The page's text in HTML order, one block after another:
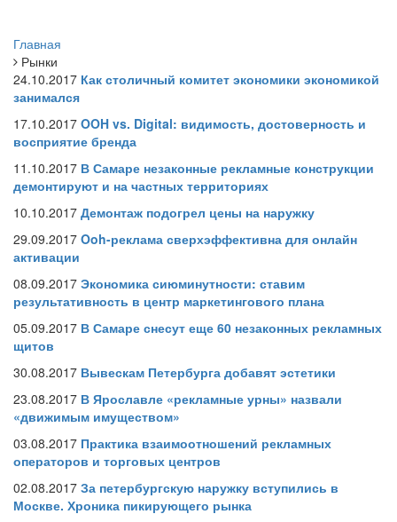
Главная
Рынки
24.10.2017 Как столичный комитет экономики экономикой
занимался
17.10.2017 OOH vs. Digital: видимость, достоверность и
восприятие бренда
11.10.2017 В Самаре незаконные рекламные конструкции
демонтируют и на частных территориях
10.10.2017 Демонтаж подогрел цены на наружку
29.09.2017 Ooh-реклама сверхэффективна для онлайн
активации
08.09.2017 Экономика сиюминутности: ставим
результативность в центр маркетингового плана
05.09.2017 В Самаре снесут еще 60 незаконных рекламных
щитов
30.08.2017 Вывескам Петербурга добавят эстетики
23.08.2017 В Ярославле «рекламные урны» назвали
«движимым имуществом»
03.08.2017 Практика взаимоотношений рекламных
операторов и торговых центров
02.08.2017 За петербургскую наружку вступились в
Москве. Хроника пикирующего рынка